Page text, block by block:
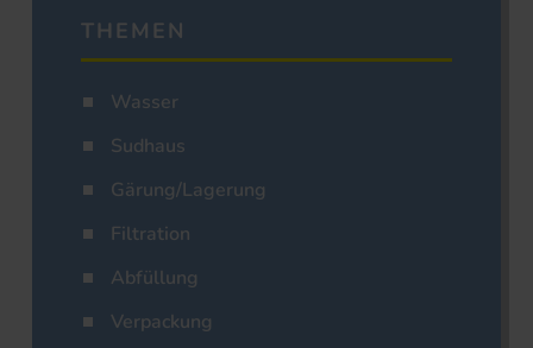
THEMEN
Wasser
Sudhaus
Gärung/Lagerung
Filtration
Abfüllung
Verpackung